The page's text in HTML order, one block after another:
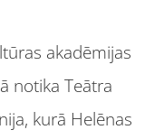
akadēmijas
notika Teātra
kurā Helēnas